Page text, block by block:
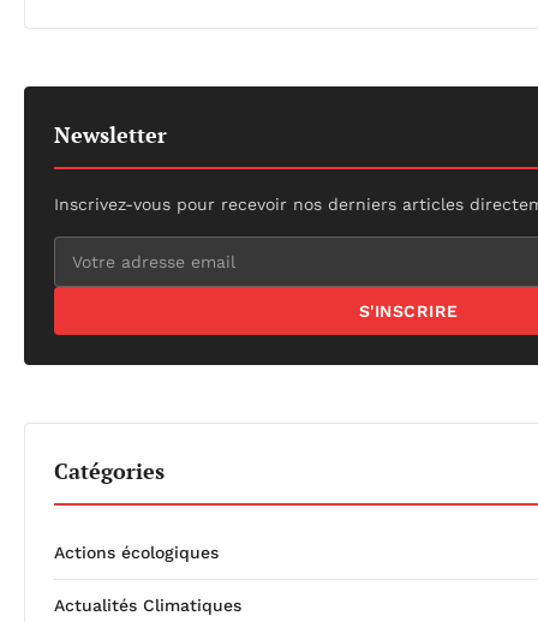
Newsletter
Inscrivez-vous pour recevoir nos derniers articles
S'INSCRIRE
Catégories
Actions écologiques
Actualités Climatiques